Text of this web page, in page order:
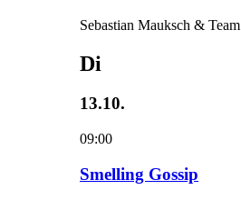
Sebastian Mauksch & Team
Di
13.10.
09:00
Smelling Gossip